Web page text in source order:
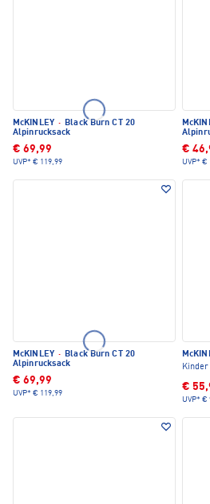
McKINLEY · Black Burn CT 20
Alpinrucksack
€ 69,99
UVP* € 119,99
€
UVP* €
McKINLEY · Black Burn CT 20
Alpinrucksack
€ 69,99
UVP* € 119,99
Kinder
€
UVP* €